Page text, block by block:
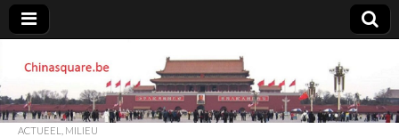
Chinasquare.be
ACTUEEL MILIEU